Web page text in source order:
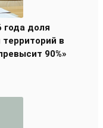
года доля
территорий в
90%»